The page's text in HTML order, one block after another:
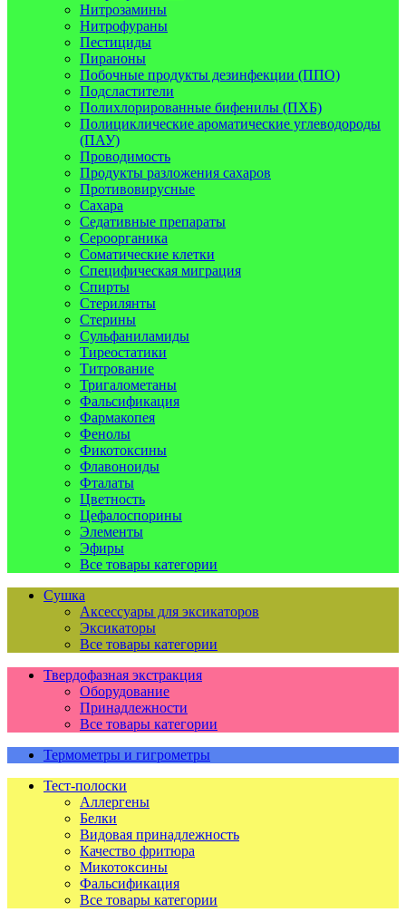
Нитрозамины
Нитрофураны
Пестициды
Пираноны
Побочные продукты дезинфекции (ППО)
Подсластители
Полихлорированные бифенилы (ПХБ)
Полициклические ароматические углеводороды
(ПАУ)
Проводимость
Продукты разложения сахаров
Противовирусные
Сахара
Седативные препараты
Сероорганика
Соматические клетки
Специфическая миграция
Спирты
Стерилянты
Стерины
Сульфаниламиды
Тиреостатики
Титрование
Тригалометаны
Фальсификация
Фармакопея
Фенолы
Фикотоксины
Флавоноиды
Фталаты
Цветность
Цефалоспорины
Элементы
Эфиры
Все товары категории
Сушка
Аксессуары для эксикаторов
Эксикаторы
Все товары категории
Твердофазная экстракция
Оборудование
Принадлежности
Все товары категории
Термометры и гигрометры
Тест-полоски
Аллергены
Белки
Видовая принадлежность
Качество фритюра
Микотоксины
Фальсификация
Все товары категории